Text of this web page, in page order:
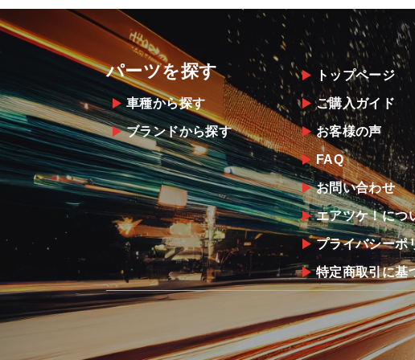
パーツを探す
車種から探す
ブランドから探す
トップページ
ご購入ガイド
お客様の声
FAQ
お問い合わせ
エアツケ！につ
プライバシーポ
特定商取引に基